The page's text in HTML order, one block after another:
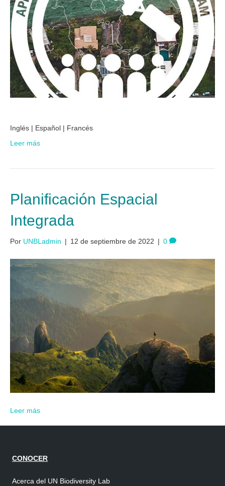
Inglés | Español | Francés
Leer más
Planificación Espacial
Integrada
Por UNBLadmin | 12 de septiembre de 2022 | 0
Leer más
CONOCER
Acerca del UN Biodiversity Lab